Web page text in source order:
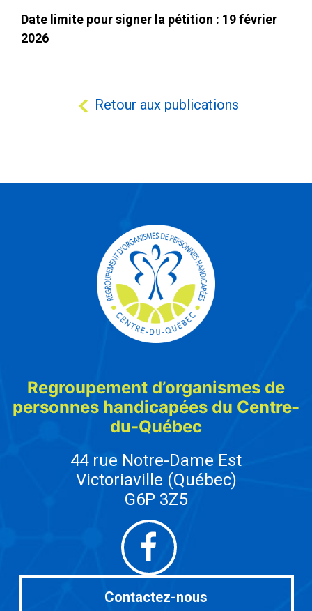
Date limite pour signer la pétition : 19 février
2026
Retour aux publications
Regroupement d’organismes de
personnes handicapées du Centre-
du-Québec
44 rue Notre-Dame Est
Victoriaville (Québec)
G6P 3Z5
Facebook
Contactez-nous